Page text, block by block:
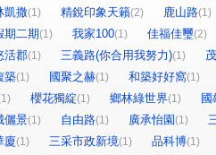
凱撒(1) 精銳印象天籟(2) 鹿山路(1)
期二期(1) 我家100(1) 佳福佳璽(2)
活郡(1) 三義路(你合用我努力)(1)
築(1) 國聚之赫(1) 和築好好窩(1)
櫻花獨綻(1) 鄉林綠世界(1)
國
儷景(1) 自由路(1) 廣承怡園 (1)
廈(1) 三采市政新境(1) 品科博(1)